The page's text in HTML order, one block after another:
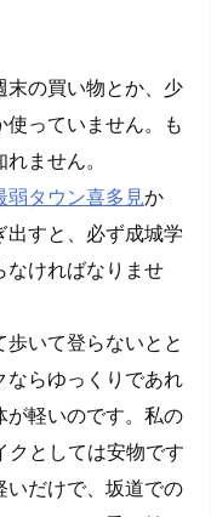
末の買い物とか、少
使っていません。も
ません。
弱タウン喜多見か
出すと、必ず成城学
なければなりませ
いて登らないとと
ならゆっくりであれ
が軽いのです。私の
クとしては安物です
いだけで、坂道での